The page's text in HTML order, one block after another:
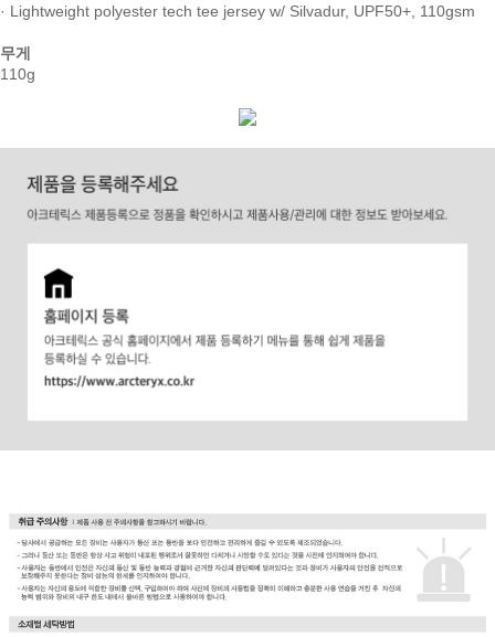
· Lightweight polyester tech tee jersey w/ Silvadur, UPF50+, 110gsm
무게
110g